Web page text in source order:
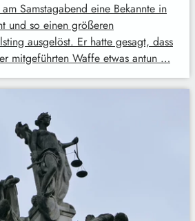
Samstagabend eine Bekannte in
und so einen größeren
ausgelöst. Er hatte gesagt, dass
mitgeführten Waffe etwas antun …